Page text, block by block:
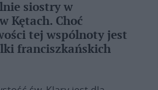
siostry w
Kętach. Choć
tej wspólnoty jest
franciszkańskich